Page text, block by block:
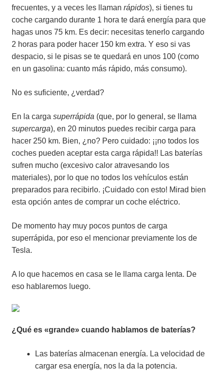
frecuentes, y a veces les llaman rápidos), si tienes tu
coche cargando durante 1 hora te dará energía para que
hagas unos 75 km. Es decir: necesitas tenerlo cargando
2 horas para poder hacer 150 km extra. Y eso si vas
despacio, si le pisas se te quedará en unos 100 (como
en un gasolina: cuanto más rápido, más consumo).
No es suficiente, ¿verdad?
En la carga superrápida (que, por lo general, se llama
supercarga), en 20 minutos puedes recibir carga para
hacer 250 km. Bien, ¿no? Pero cuidado: ¡¡no todos los
coches pueden aceptar esta carga rápida!! Las baterías
sufren mucho (excesivo calor atravesando los
materiales), por lo que no todos los vehículos están
preparados para recibirlo. ¡Cuidado con esto! Mirad bien
esta opción antes de comprar un coche eléctrico.
De momento hay muy pocos puntos de carga
superrápida, por eso el mencionar previamente los de
Tesla.
A lo que hacemos en casa se le llama carga lenta. De
eso hablaremos luego.
¿Qué es «grande» cuando hablamos de baterías?
Las baterías almacenan energía. La velocidad de
cargar esa energía, nos la da la potencia.